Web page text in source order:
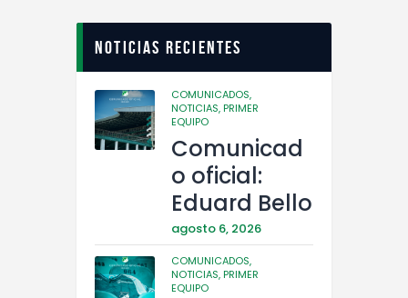
Noticias recientes
COMUNICADOS,
NOTICIAS,PRIMER
EQUIPO
Comunicad
o oficial:
Eduard Bello
agosto 6, 2026
COMUNICADOS,
NOTICIAS,PRIMER
EQUIPO